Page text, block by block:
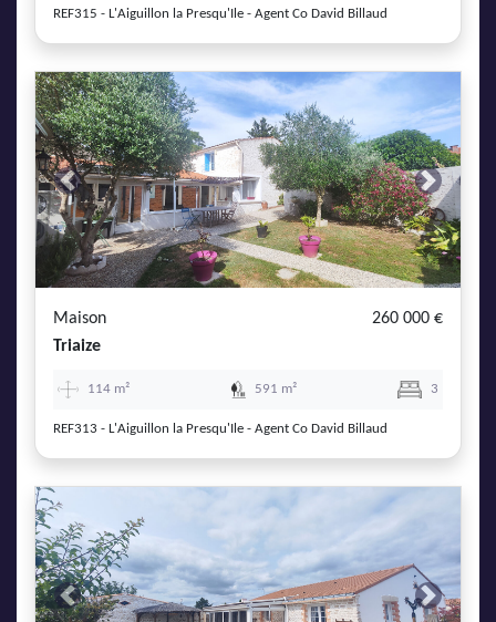
REF315 - L'Aiguillon la Presqu'Ile - Agent Co David Billaud
Previous Next
Maison
260 000 €
Triaize
114 m² 591 m² 3
REF313 - L'Aiguillon la Presqu'Ile - Agent Co David Billaud
Previous Next